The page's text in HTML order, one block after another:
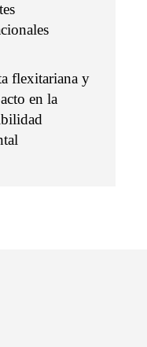
flexitariana y
en la